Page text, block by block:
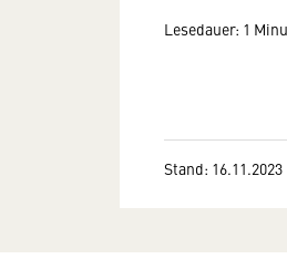
Lesedauer: 1
Stand: 16.11.2023